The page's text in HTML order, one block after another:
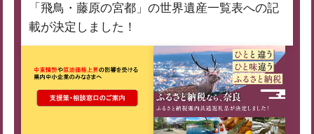
「飛鳥・藤原の宮都」の世界遺産一覧表への記
載が決定しました！